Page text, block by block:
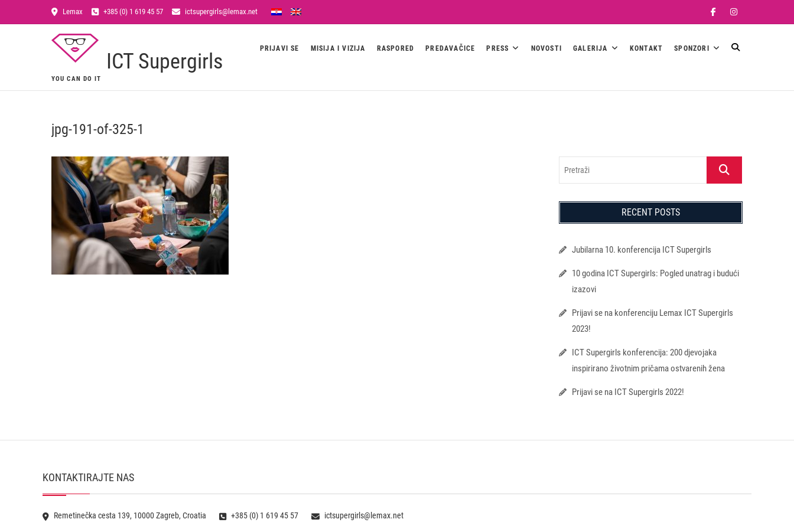
Lemax +385 (0) 1 619 45 57 ictsupergirls@lemax.net FacebookInstagram
ICT Supergirls
YOU CAN DO IT
PRIJAVI SE MISIJA I VIZIJA RASPORED PREDAVAČICE PRESS NOVOSTI GALERIJA KONTAKT SPONZORI
jpg-191-of-325-1
Pretraži
RECENT POSTS
Jubilarna 10. konferencija ICT Supergirls
10 godina ICT Supergirls: Pogled unatrag i budući
izazovi
Prijavi se na konferenciju Lemax ICT Supergirls
2023!
ICT Supergirls konferencija: 200 djevojaka
inspirirano životnim pričama ostvarenih žena
Prijavi se na ICT Supergirls 2022!
KONTAKTIRAJTE NAS
Remetinečka cesta 139, 10000 Zagreb, Croatia +385 (0) 1 619 45 57 ictsupergirls@lemax.net